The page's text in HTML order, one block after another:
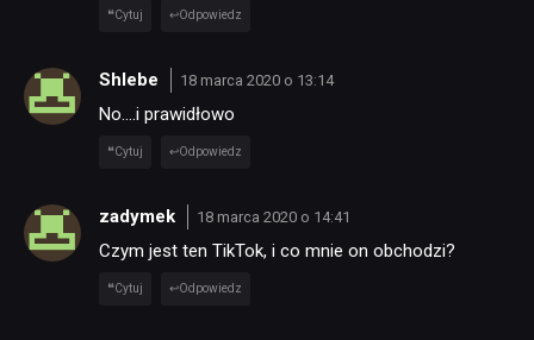
Cytuj Odpowiedz
Shlebe 18 marca 2020 o 13:14
No….i prawidłowo
Cytuj Odpowiedz
zadymek 18 marca 2020 o 14:41
Czym jest ten TikTok, i co mnie on obchodzi?
Cytuj Odpowiedz